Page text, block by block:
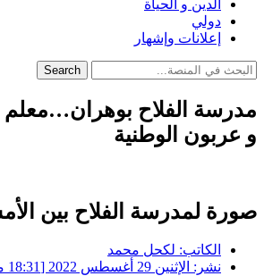
الدين و الحياة
دولي
إعلانات وإشهار
Search
مدرسة الفلاح بوهران…معلم
و عربون الوطنية
صورة لمدرسة الفلاح بين
الكاتب: لكحل محمد
نشر: الإثنين 29 أغسطس 2022 [18:31 مساءً] بتوقيت الجزائر